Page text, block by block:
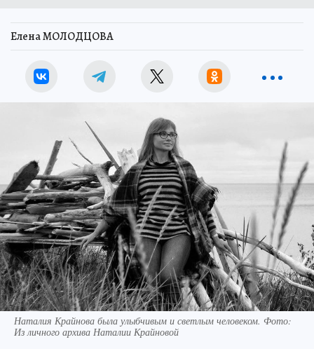
Елена МОЛОДЦОВА
Наталия Крайнова была улыбчивым и светлым человеком. Фото:
Из личного архива Наталии Крайновой